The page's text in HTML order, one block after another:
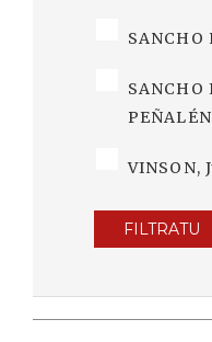
SANCHO
SANCHO
PEÑALÉN
VINSON,
FILTRATU